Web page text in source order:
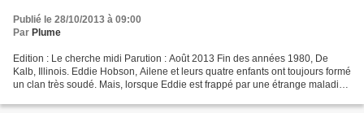
Publié le 28/10/2013 à 09:00
Par Plume
Edition : Le cherche midi Parution : Août 2013 Fin des années 1980, De
Kalb, Illinois. Eddie Hobson, Ailene et leurs quatre enfants ont toujours formé
un clan très soudé. Mais, lorsque Eddie est frappé par une étrange maladie,